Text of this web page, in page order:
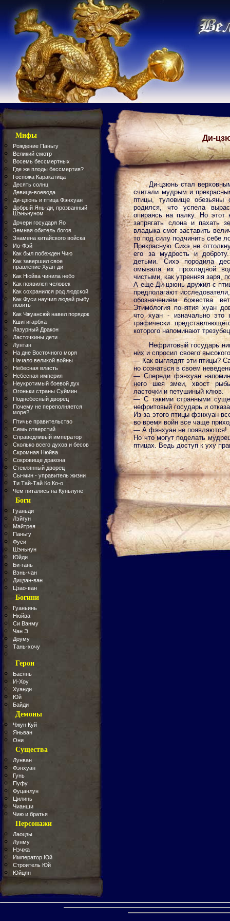
Мифы
Рождение Паньгу
Великий смотр
Восемь бессмертных
Где же плоды бессмертия?
Госпожа Каракатица
Десять солнц
Девица-воевода
Ди-цзюнь и птица Фэнхуан
Добрый Янь-ди, прозванный
Шэньнуном
Дочери государя Яо
Земная обитель богов
Знамена китайского войска
Ио-Фэй
Как был побежден Чию
Как завершил свое
правление Хуан-ди
Как Нюйва чинила небо
Как появился человек
Как сохранился род людской
Как Фуси научил людей рыбу
ловить
Как Чжуансюй навел порядок
Кшитигарбха
Лазурный Дракон
Ласточкины дети
Лунтан
На дне Восточного моря
Начало великой войны
Небесная власть
Небесная империя
Неукротимый боевой дух
Огоньки страны Суймин
Поднебесный дворец
Почему не переполняется
море?
Птичье правительство
Семь отверстий
Справедливый император
Сколько всего духов и бесов
Скромная Нюйва
Сокровище дракона
Стеклянный дворец
Сы-мин - управитель жизни
Ти Тай-Тай Ко Ко-о
Чем питались на Куньлуне
Боги
Гуаньди
Лэйгун
Майтрея
Паньгу
Фуси
Шэньнун
Юйди
Би-гань
Вэнь-чан
Дицзан-ван
Цзао-ван
Богини
Гуаньинь
Нюйва
Си Ванму
Чан Э
Доуму
Тань-хочу
Герои
Басянь
И-Хоу
Хуанди
Юй
Байди
Демоны
Чжун Куй
Яньван
Они
Существа
Лунван
Фэнхуан
Гунь
Пуфу
Фуцанлун
Цилинь
Чианши
Чию и братья
Персонажи
Лаоцзы
Лунму
Нэчжа
Император Юй
Строитель Юй
Юйцян
Ди-
Ди-цзюнь стал
считали мудрым и
птицы, туловище
родился, что успела
опираясь на палку. Но
запрягать слона и пахать
владыка смог заставить
то под силу подчинить себе
Прекрасную Сихэ не
его за мудрость и
детьми. Сихэ породила
омывала их прохладной
чистыми, как утренняя заря,
А еще Ди-цзюнь дружил с
предполагают
обозначением божества
Этимология понятия хуан
что хуан - изначально это
графически
которого напоминают
Нефритовый государь
них и спросил своего
— Как выглядят эти птицы?
но сознаться в своем
— Спереди фэнхуан
него шея змеи, хвост
ласточки и петушиный клюв.
— С такими странными
нефритовый государь и
Из-за этого птицы фэнхуан
во время войн все чаще
— А фэнхуан не появляются!
Но что могут поделать
птицах. Ведь доступ к уху